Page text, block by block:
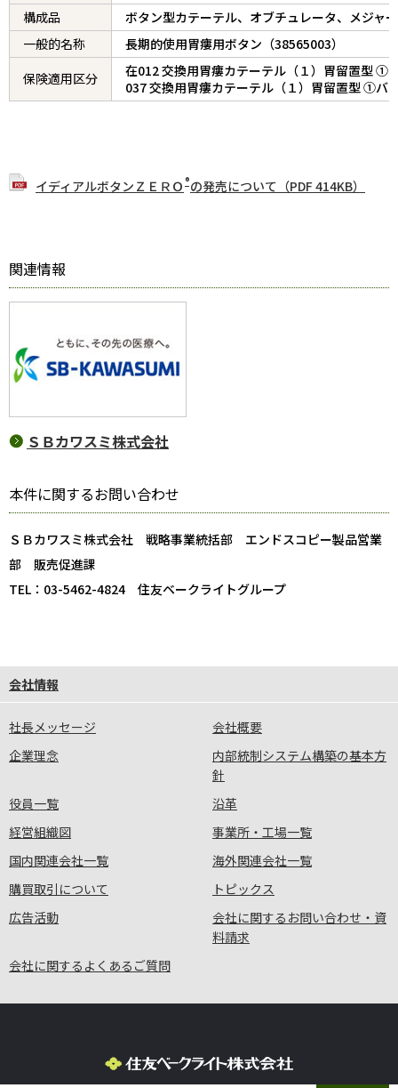
構成品
ボタン型カテーテル、オブチュレータ、メジャ
一般的名称
長期的使用胃瘻用ボタン（38565003）
保険適用区分
在012 交換用胃瘻カテーテル（１）胃留置型 ①
037 交換用胃瘻カテーテル（１）胃留置型 ①バ
イディアルボタンＺＥＲＯ ®の発売について（PDF 414KB）
関連情報
ＳＢカワスミ株式会社
本件に関するお問い合わせ
ＳＢカワスミ株式会社 戦略事業統括部 エンドスコピー製品営業
部 販売促進課
TEL：03-5462-4824 住友ベークライトグループ
会社情報
社長メッセージ
会社概要
企業理念
内部統制システム構築の基本方
針
役員一覧
沿革
経営組織図
事業所・工場一覧
国内関連会社一覧
海外関連会社一覧
購買取引について
トピックス
広告活動
会社に関するお問い合わせ・資
料請求
会社に関するよくあるご質問